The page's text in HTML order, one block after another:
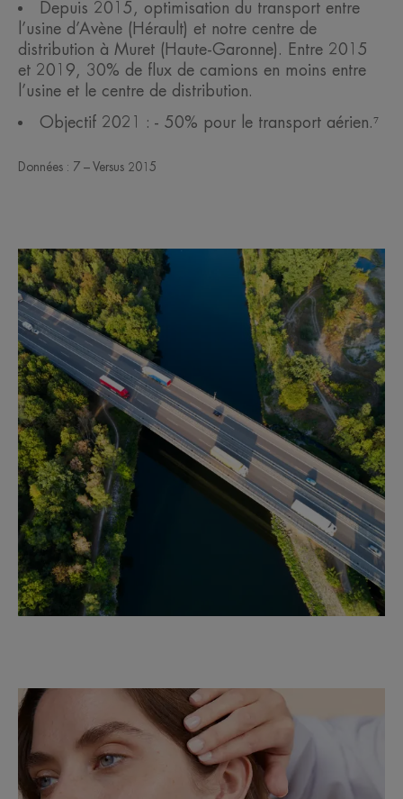
Depuis 2015, optimisation du transport entre
l’usine d’Avène (Hérault) et notre centre de
distribution à Muret (Haute-Garonne). Entre 2015
et 2019, 30% de flux de camions en moins entre
l’usine et le centre de distribution.
Objectif 2021 : - 50% pour le transport aérien.⁷
Données : 7 – Versus 2015